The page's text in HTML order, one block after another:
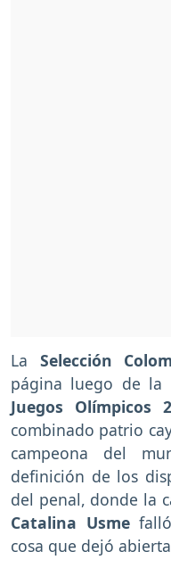
La Selección
página luego de la
Juegos Olímpicos
combinado patrio
campeona del
definición de los
del penal, donde la
Catalina Usmefalló
cosa que dejó